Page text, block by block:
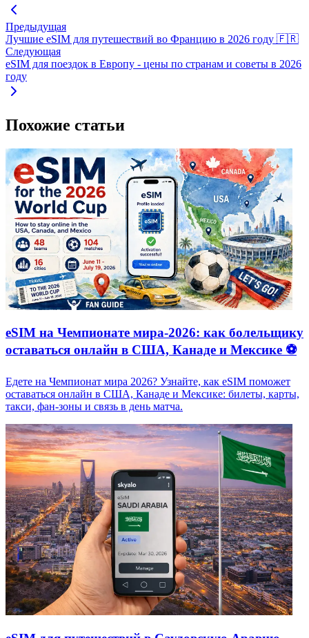
Предыдущая
Лучшие eSIM для путешествий во Францию в 2026 году 🇫🇷
Следующая
eSIM для поездок в Европу - цены по странам и советы в 2026
году
Похожие статьи
eSIM на Чемпионате мира-2026: как болельщику
оставаться онлайн в США, Канаде и Мексике ⚽
Едете на Чемпионат мира 2026? Узнайте, как eSIM поможет
оставаться онлайн в США, Канаде и Мексике: билеты, карты,
такси, фан-зоны и связь в день матча.